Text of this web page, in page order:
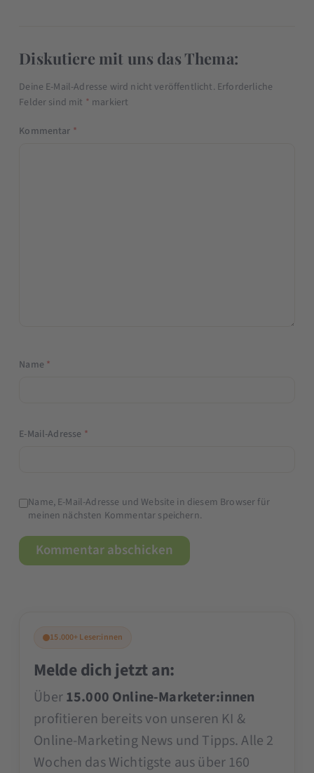
Diskutiere mit uns das Thema:
Deine E-Mail-Adresse wird nicht veröffentlicht. Erforderliche
Felder sind mit * markiert
Kommentar *
Name *
E-Mail-Adresse *
Name, E-Mail-Adresse und Website in diesem Browser für
meinen nächsten Kommentar speichern.
15.000+ Leser:innen
Melde dich jetzt an:
Über15.000 Online-Marketer:innen
profitieren bereits von unseren KI &
Online-Marketing News und Tipps. Alle 2
Wochen das Wichtigste aus über 160